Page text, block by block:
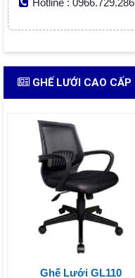
Hotline : 0966.729.286
GHẾ LƯỚI CAO CẤP
Ghế Lưới GL110